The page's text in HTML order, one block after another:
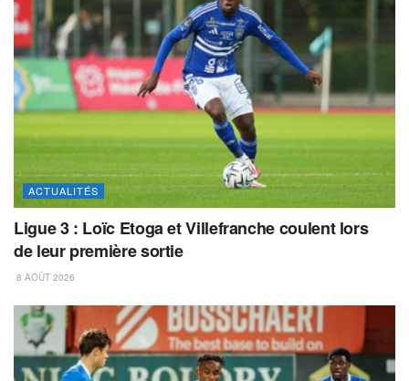
ACTUALITÉS
Ligue 3 : Loïc Etoga et Villefranche coulent lors
de leur première sortie
8 AOÛT 2026